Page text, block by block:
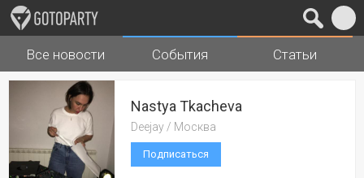
Города Музыка
Все новости События Статьи
Nastya Tkacheva
Deejay / Москва
Подписаться